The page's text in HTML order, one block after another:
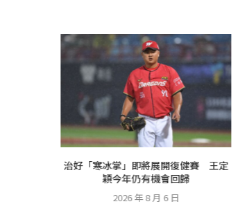
治好「寒冰掌」即將展開復健賽 王定
穎今年仍有機會回歸
2026 年 8 月 6 日